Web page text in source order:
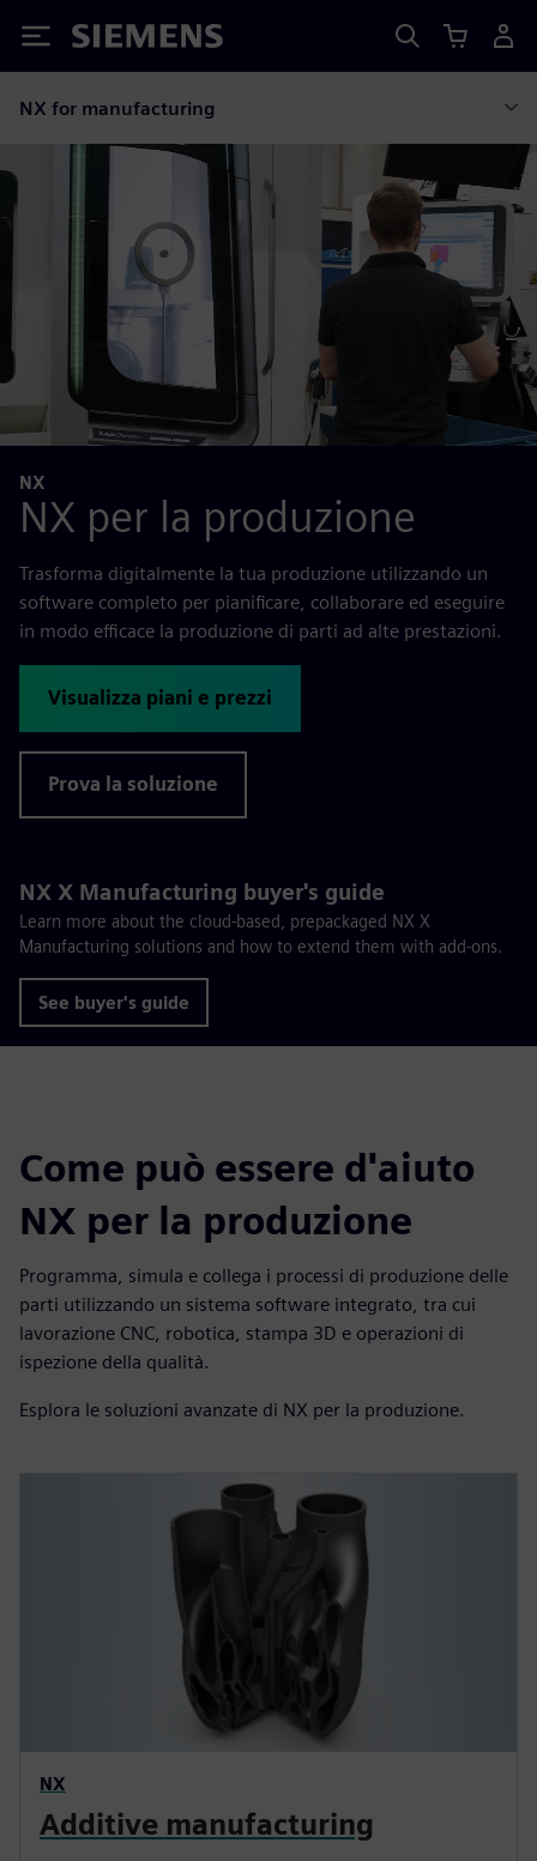
Siemens
NX for manufacturing
NX
NX per la produzione
Trasforma digitalmente la tua produzione utilizzando un
software completo per pianificare, collaborare ed eseguire
in modo efficace la produzione di parti ad alte prestazioni.
Visualizza piani e prezzi
Prova la soluzione
NX X Manufacturing buyer's guide
Learn more about the cloud-based, prepackaged NX X
Manufacturing solutions and how to extend them with add-ons.
See buyer's guide
Come può essere d'aiuto
NX per la produzione
Programma, simula e collega i processi di produzione delle
parti utilizzando un sistema software integrato, tra cui
lavorazione CNC, robotica, stampa 3D e operazioni di
ispezione della qualità.
Esplora le soluzioni avanzate di NX per la produzione.
NX
Additive manufacturing